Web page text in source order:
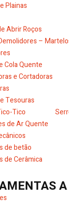
Plainas
Abrir Roços
–
Cola Quente
e Cortadoras
Tesouras
Tico
de Ar Quente
de betão
de Cerâmica